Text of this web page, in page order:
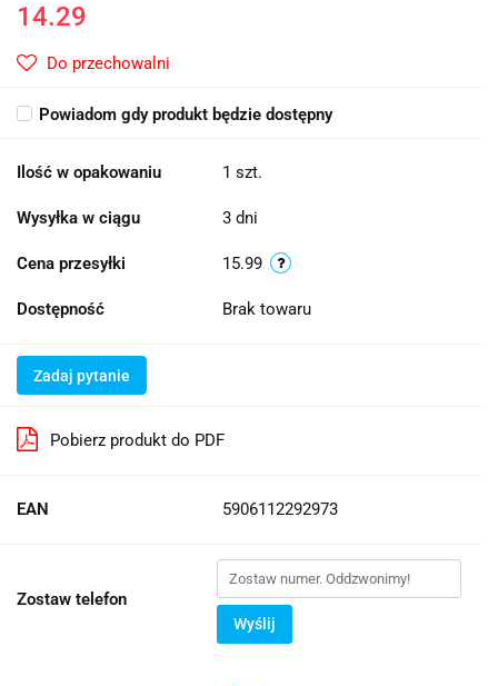
14.29
Do przechowalni
Powiadom gdy produkt będzie dostępny
Ilość w opakowaniu 1 szt.
Wysyłka w ciągu 3 dni
Cena przesyłki 15.99
Dostępność Brak towaru
Zadaj pytanie
Pobierz produkt do PDF
EAN 5906112292973
Zostaw telefon
Wyślij